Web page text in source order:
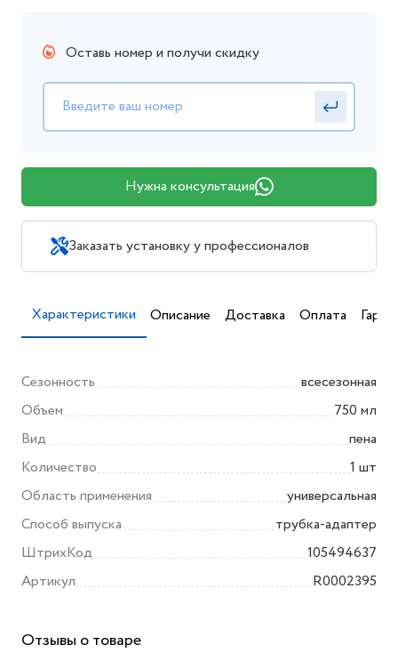
Оставь номер и получи скидку
Нужна консультация
Заказать установку у профессионалов
Характеристики Описание Доставка Оплата
Сезонность
всесезонная
Объем
750 мл
Вид
пена
Количество
1 шт
Область применения
универсальная
Способ выпуска
трубка-адаптер
ШтрихКод
105494637
Артикул
R0002395
Отзывы о товаре